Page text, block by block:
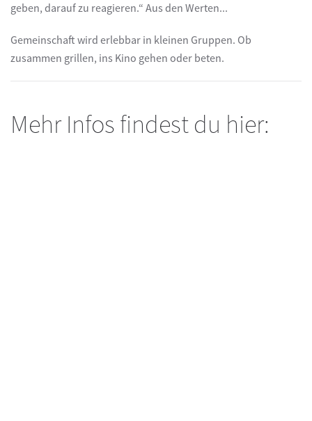
geben, darauf zu reagieren.“ Aus den Werten...
Gemeinschaft wird erlebbar in kleinen Gruppen. Ob
zusammen grillen, ins Kino gehen oder beten.
Mehr Infos findest du hier: